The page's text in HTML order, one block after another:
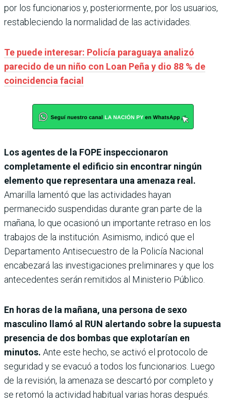
por los funcionarios y, posteriormente, por los usuarios,
restableciendo la normalidad de las actividades.
Te puede interesar: Policía paraguaya analizó
parecido de un niño con Loan Peña y dio 88 % de
coincidencia facial
Los agentes de la FOPE inspeccionaron
completamente el edificio sin encontrar ningún
elemento que representara una amenaza real.
Amarilla lamentó que las actividades hayan
permanecido suspendidas durante gran parte de la
mañana, lo que ocasionó un importante retraso en los
trabajos de la institución. Asimismo, indicó que el
Departamento Antisecuestro de la Policía Nacional
encabezará las investigaciones preliminares y que los
antecedentes serán remitidos al Ministerio Público.
En horas de la mañana, una persona de sexo
masculino llamó al RUN alertando sobre la supuesta
presencia de dos bombas que explotarían en
minutos. Ante este hecho, se activó el protocolo de
seguridad y se evacuó a todos los funcionarios. Luego
de la revisión, la amenaza se descartó por completo y
se retomó la actividad habitual varias horas después.